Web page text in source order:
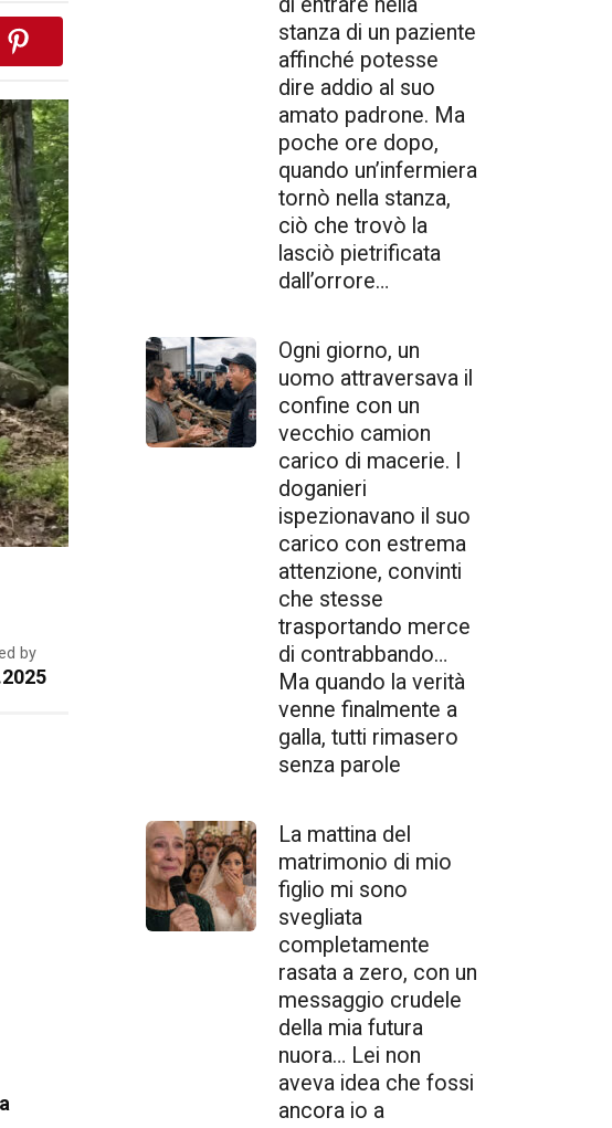
by
stanza di un paziente
affinché potesse
dire addio al suo
amato padrone. Ma
poche ore dopo,
quando un’infermiera
tornò nella stanza,
ciò che trovò la
lasciò pietrificata
dall’orrore…
Ogni giorno, un
uomo attraversava il
confine con un
vecchio camion
carico di macerie. I
doganieri
ispezionavano il suo
carico con estrema
attenzione, convinti
che stesse
trasportando merce
di contrabbando…
Ma quando la verità
venne finalmente a
galla, tutti rimasero
senza parole
La mattina del
matrimonio di mio
figlio mi sono
svegliata
completamente
rasata a zero, con un
messaggio crudele
della mia futura
nuora… Lei non
aveva idea che fossi
ancora io a